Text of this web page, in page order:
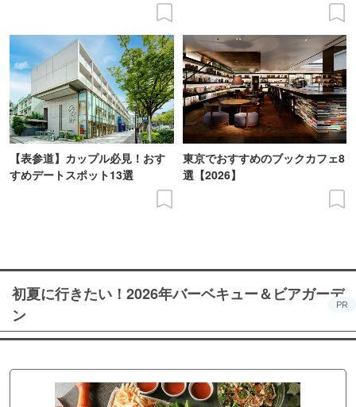
【表参道】カップル必見！おす
すめデートスポット13選
東京でおすすめのブックカフェ8
選【2026】
初夏に行きたい！2026年バーベキュー＆ビアガーデ
ン
PR